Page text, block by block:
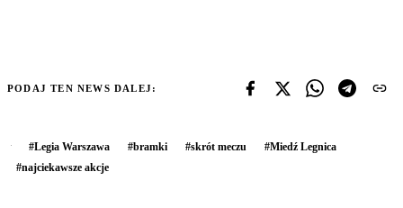
PODAJ TEN NEWS DALEJ:
#Legia Warszawa #bramki #skrót meczu #Miedź Legnica
#najciekawsze akcje